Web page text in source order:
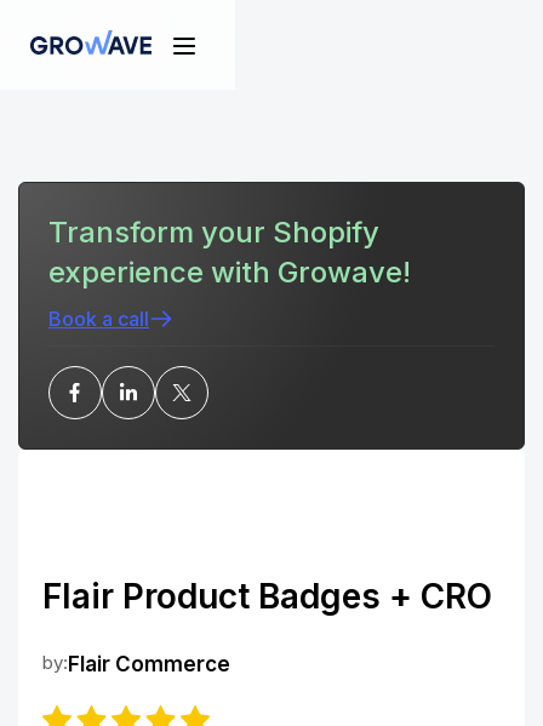
Transform your Shopify
experience with Growave!
Book a call
Flair Product Badges + CRO
by: Flair Commerce